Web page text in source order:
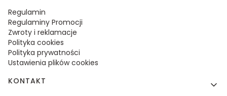
Regulamin
Regulaminy Promocji
Zwroty i reklamacje
Polityka cookies
Polityka prywatności
Ustawienia plików cookies
KONTAKT